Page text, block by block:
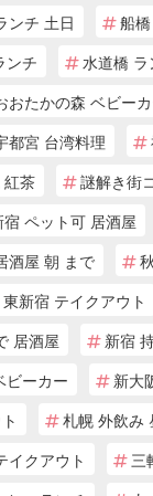
ンチ 土日
船
ンチ
水道橋 ラ
おたかの森 ベビー
都宮 台湾料理
紅茶 謎解き街
宿 ペット可 居酒屋
酒屋 朝 まで
東新宿 テイクアウト
居酒屋
新宿
ビーカー
新大
札幌 外飲み
イクアウト
三